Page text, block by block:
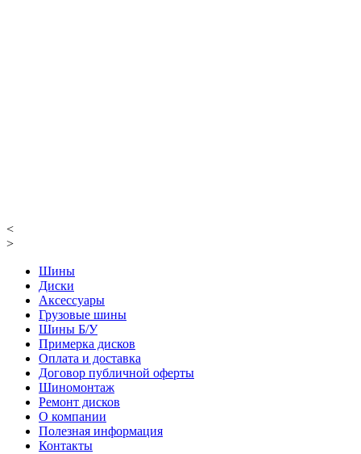
<
>
Шины
Диски
Аксессуары
Грузовые шины
Шины Б/У
Примерка дисков
Оплата и доставка
Договор публичной оферты
Шиномонтаж
Ремонт дисков
О компании
Полезная информация
Контакты